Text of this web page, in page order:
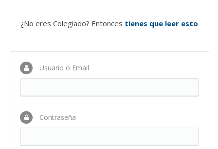
¿No eres Colegiado? Entonces tienes que leer esto
Usuario o Email
Contraseña